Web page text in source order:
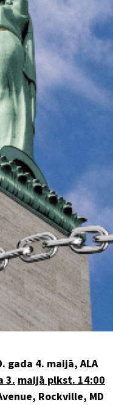
4. maijā, ALA
3. maijā plkst. 14:00
Rockville, MD